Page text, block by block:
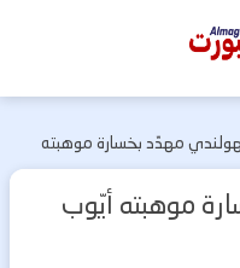
مهدّد بخسارة موهبته
موهبته أيّوب